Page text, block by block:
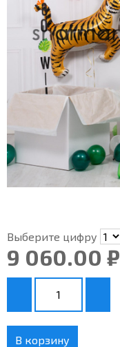
Выберите цифру
9 060.00 ₽
В корзину